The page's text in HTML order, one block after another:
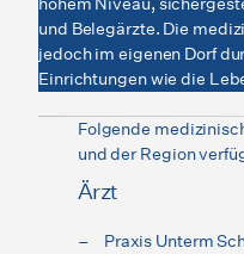
und Belegärzte. Die
jedoch im eigenen Dorf
Einrichtungen wie die
Folgende
und der Region
Ärzt
Praxis Unterm